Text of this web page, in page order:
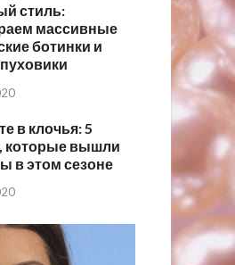
стиль:
массивные
ботинки и
в клочья: 5
которые вышли
в этом сезоне